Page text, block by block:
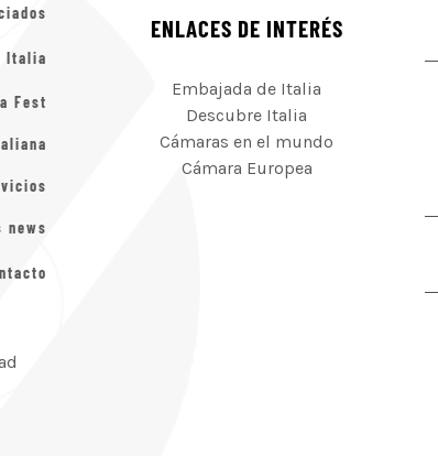
Italia
Fest
news
ENLACES DE INTERÉS
Embajada de Italia
Descubre Italia
Cámaras en el mundo
Cámara Europea